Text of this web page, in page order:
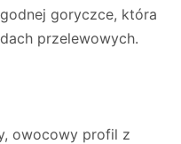
goryczce, która
przelewowych.
owocowy profil z